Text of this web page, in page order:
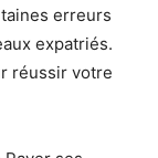
erreurs
expatriés.
réussir votre